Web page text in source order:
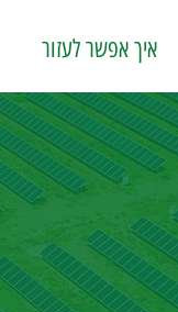
איך אפשר לעזור